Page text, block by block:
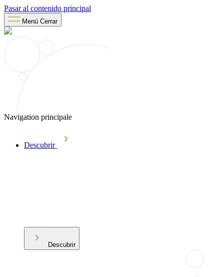
Pasar al contenido principal
Menú Cerrar
Navigation principale
Descubrir
Descubrir